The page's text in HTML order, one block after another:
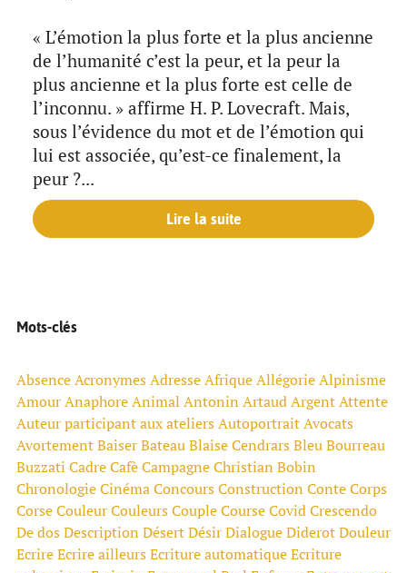
« L’émotion la plus forte et la plus ancienne
de l’humanité c’est la peur, et la peur la
plus ancienne et la plus forte est celle de
l’inconnu. » affirme H. P. Lovecraft. Mais,
sous l’évidence du mot et de l’émotion qui
lui est associée, qu’est-ce finalement, la
peur ?...
Lire la suite
Mots-clés
AbsenceAcronymesAdresseAfriqueAllégorieAlpinisme
AmourAnaphoreAnimal Antonin ArtaudArgentAttente
Auteur participant aux ateliersAutoportraitAvocats
AvortementBaiserBateauBlaise CendrarsBleuBourreau
Buzzati CadreCafèCampagneChristian Bobin
ChronologieCinémaConcoursConstruction ConteCorps
CorseCouleurCouleursCoupleCourseCovidCrescendo
De dosDescription DésertDésirDialogueDiderotDouleur
EcrireEcrire ailleursEcriture automatiqueEcriture